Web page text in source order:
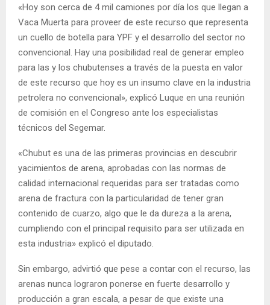
«Hoy son cerca de 4 mil camiones por día los que llegan a
Vaca Muerta para proveer de este recurso que representa
un cuello de botella para YPF y el desarrollo del sector no
convencional. Hay una posibilidad real de generar empleo
para las y los chubutenses a través de la puesta en valor
de este recurso que hoy es un insumo clave en la industria
petrolera no convencional», explicó Luque en una reunión
de comisión en el Congreso ante los especialistas
técnicos del Segemar.
«Chubut es una de las primeras provincias en descubrir
yacimientos de arena, aprobadas con las normas de
calidad internacional requeridas para ser tratadas como
arena de fractura con la particularidad de tener gran
contenido de cuarzo, algo que le da dureza a la arena,
cumpliendo con el principal requisito para ser utilizada en
esta industria» explicó el diputado.
Sin embargo, advirtió que pese a contar con el recurso, las
arenas nunca lograron ponerse en fuerte desarrollo y
producción a gran escala, a pesar de que existe una